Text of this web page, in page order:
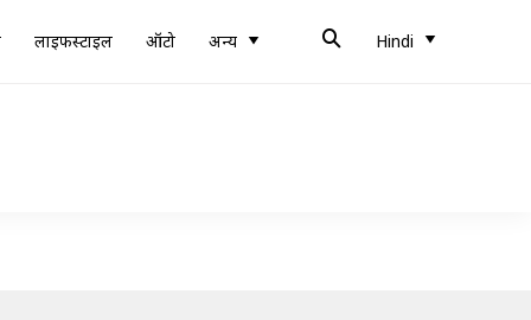
लाइफस्टाइल ऑटो अन्य Hindi